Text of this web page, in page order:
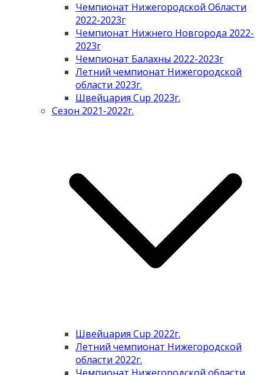
Чемпионат Нижегородской Области
2022-2023г
Чемпионат Нижнего Новгорода 2022-
2023г
Чемпионат Балахны 2022-2023г
Летний чемпионат Нижегородской
области 2023г.
Швейцария Cup 2023г.
Сезон 2021-2022г.
Швейцария Cup 2022г.
Летний чемпионат Нижегородской
области 2022г.